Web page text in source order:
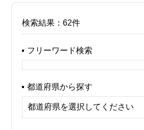
検索結果：62件
フリーワード検索
都道府県から探す